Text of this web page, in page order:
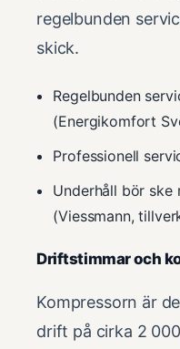
regelbunden
skick.
Regelbunden
(Energikomfort
Professionell
Underhåll bör ske
(Viessmann,
Driftstimmar och
Kompressorn är
drift på cirka 2